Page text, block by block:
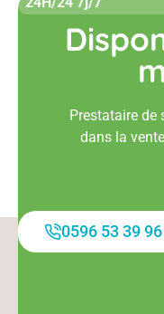
Prestataire de
dans la
0596 53 39 96